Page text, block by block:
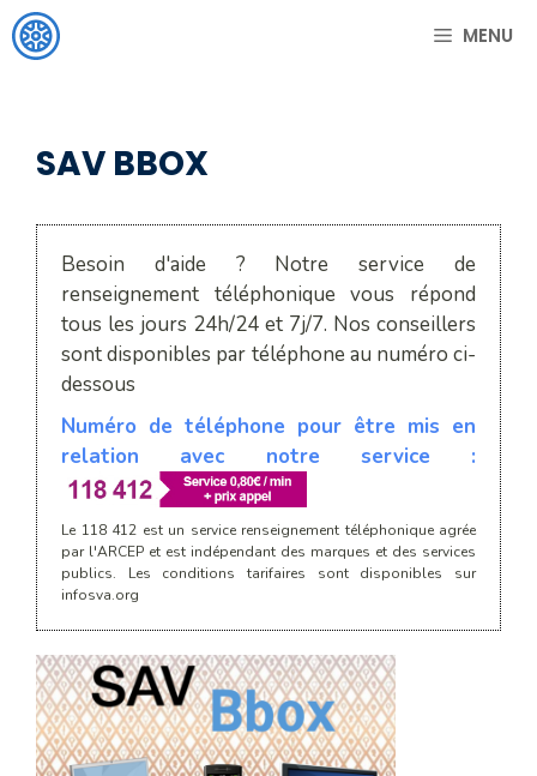
Aller
au
MENU
SAV BBOX
Besoin d'aide ? Notre service de
renseignement téléphonique vous répond
tous les jours 24h/24 et 7j/7. Nos conseillers
sont disponibles par téléphone au numéro ci-
dessous
Numéro de téléphone pour être mis en
relation avec notre service :
Le 118 412 est un service renseignement téléphonique agrée
par l'ARCEP et est indépendant des marques et des services
publics. Les conditions tarifaires sont disponibles sur
infosva.org